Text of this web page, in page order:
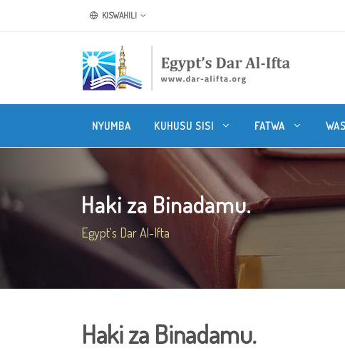
KISWAHILI
NYUMBA KUHUSU SISI FATWA
Haki za Binadamu.
Egypt's Dar Al-Ifta
Haki za Binadamu.